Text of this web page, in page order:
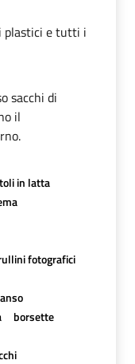
plastici e tutti i
sacchi di
il
in latta
fotografici
borsette